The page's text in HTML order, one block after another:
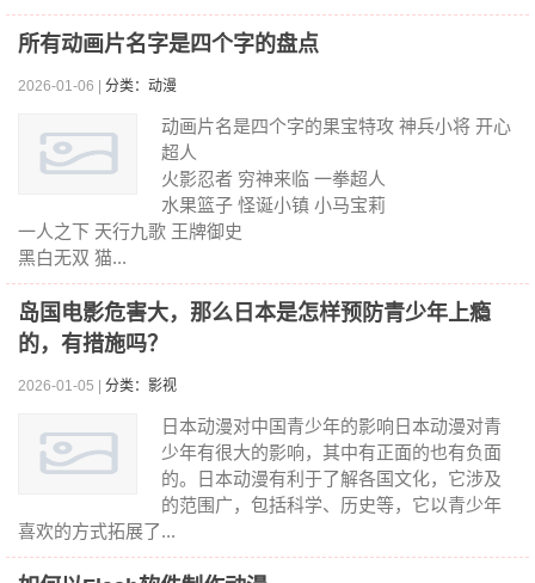
所有动画片名字是四个字的盘点
2026-01-06 | 分类：动漫
动画片名是四个字的果宝特攻 神兵小将 开心
超人
火影忍者 穷神来临 一拳超人
水果篮子 怪诞小镇 小马宝莉
一人之下 天行九歌 王牌御史
黑白无双 猫...
岛国电影危害大，那么日本是怎样预防青少年上瘾
的，有措施吗？
2026-01-05 | 分类：影视
日本动漫对中国青少年的影响日本动漫对青
少年有很大的影响，其中有正面的也有负面
的。日本动漫有利于了解各国文化，它涉及
的范围广，包括科学、历史等，它以青少年
喜欢的方式拓展了...